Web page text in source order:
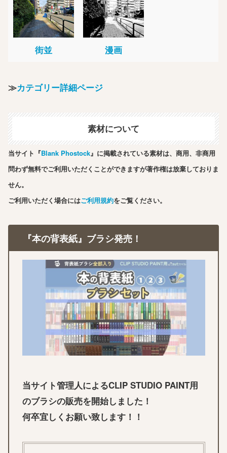
街並 漫画
≫カテゴリー詳細ページ
素材について
当サイト『Blank Phostock』に掲載されている素材は、商用、非商用
問わず無料でご利用いただくことができますが著作権は放棄しておりま
せん。
ご利用いただく場合にはご利用規約をご覧ください。
『本の背表紙』ブラシ発売！
当サイト管理人によるCLIP STUDIO PAINT用
のブラシの販売を開始しました！
何卒宜しくお願い致します！！